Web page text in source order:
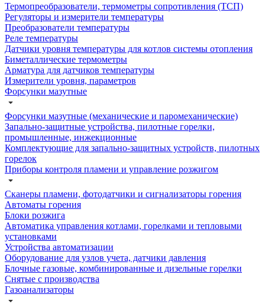
Термопреобразователи, термометры сопротивления (ТСП)
Регуляторы и измерители температуры
Преобразователи температуры
Реле температуры
Датчики уровня температуры для котлов системы отопления
Биметаллические термометры
Арматура для датчиков температуры
Измерители уровня, параметров
Форсунки мазутные
Форсунки мазутные (механические и паромеханические)
Запально-защитные устройства, пилотные горелки,
промышленные, инжекционные
Комплектующие для запально-защитных устройств, пилотных
горелок
Приборы контроля пламени и управление розжигом
Сканеры пламени, фотодатчики и сигнализаторы горения
Автоматы горения
Блоки розжига
Автоматика управления котлами, горелками и тепловыми
установками
Устройства автоматизации
Оборудование для узлов учета, датчики давления
Блочные газовые, комбинированные и дизельные горелки
Снятые с производства
Газоанализаторы